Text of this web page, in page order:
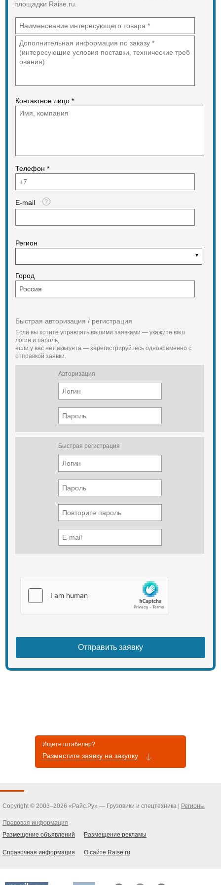
площадки Raise.ru.
Контактное лицо *
Телефон *
E-mail
Регион
Город
Быстрая авторизация / регистрация
Если вы хотите управлять вашими заявками — укажите ваш
логин и пароль,
если у вас нет аккаунта — зарегистрируйтесь одновременно с
отправкой заявки.
Авторизация
Быстрая регистрация
Ищете штабелер?
Разместите заявку на закупку
Copyright © 2003–2026 «Райс.Ру» — Грузовики и спецтехника | Регионы
Правовая информация
Размещение объявлений
Размещение рекламы
Справочная информация О сайте Raise.ru